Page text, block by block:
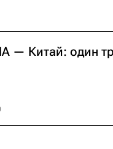
— Китай: один